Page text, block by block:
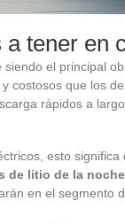
tener en
el principal
costosos que los
rápidos a
esto significa
de litio de la
en el segmento